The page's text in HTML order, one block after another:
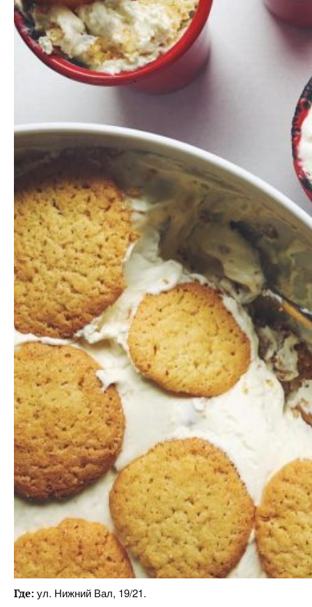
Где: ул. Нижний Вал, 19/21.